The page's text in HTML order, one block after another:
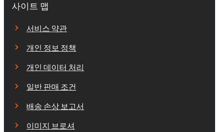
사이트 맵
서비스 약관
개인 정보 정책
개인 데이터 처리
일반 판매 조건
배송 손상 보고서
이미지 브로셔